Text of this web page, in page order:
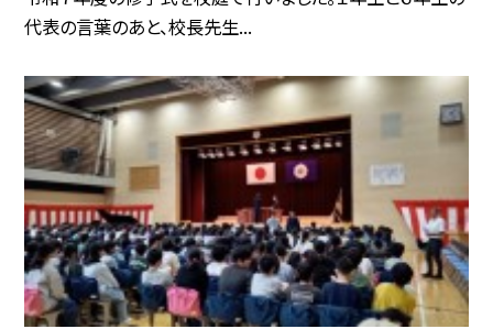
代表の言葉のあと、校長先生...